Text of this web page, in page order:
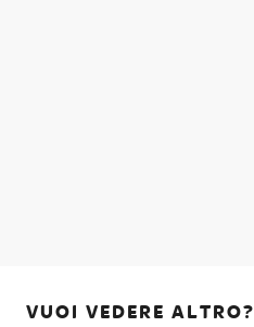
VUOI VEDERE ALTRO?